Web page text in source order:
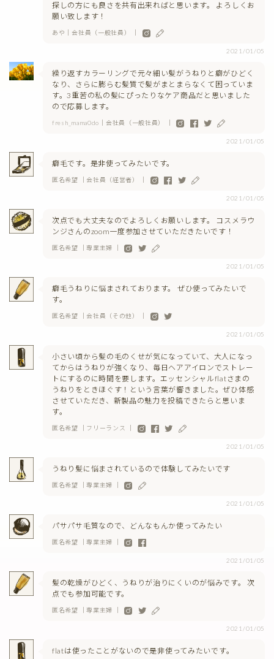
探しの方にも良さを共有出来ればと思います。 よろしくお
願い致します！
あや｜会社員（一般社員） ｜
2021/01/05
繰り返すカラーリングで元々細い髪がうねりと癖がひどく
なり、さらに膨らむ髪質で髪がまとまらなくて困っていま
す。3重苦の私の髪にぴったりなケア商品だと思いました
ので応募します。
fresh_mama0do｜会社員（一般社員） ｜
2021/01/05
癖毛です。是非使ってみたいです。
匿名希望 ｜会社員（経営者） ｜
2021/01/05
次点でも大丈夫なのでよろしくお願いします。 コスメラウ
ンジさんのzoom一度参加させていただきたいです！
匿名希望 ｜専業主婦 ｜
2021/01/05
癖毛うねりに悩まされております。 ぜひ使ってみたいで
す。
匿名希望 ｜会社員（その他） ｜
2021/01/05
小さい頃から髪の毛のくせが気になっていて、大人になっ
てからはうねりが強くなり、毎日ヘアアイロンでストレー
トにするのに時間を要します。エッセンシャルflatさまの
うねりをときほぐす！という言葉が響きました。ぜひ体感
させていただき、新製品の魅力を投稿できたらと思いま
す。
匿名希望 ｜フリーランス ｜
2021/01/05
うねり髪に悩まされているので体験してみたいです
匿名希望 ｜専業主婦 ｜
2021/01/05
パサパサ毛質なので、どんなもんか使ってみたい
匿名希望 ｜専業主婦 ｜
2021/01/05
髪の乾燥がひどく、うねりが治りにくいのが悩みです。 次
点でも参加可能です。
匿名希望 ｜専業主婦 ｜
2021/01/05
flatは使ったことがないので是非使ってみたいです。